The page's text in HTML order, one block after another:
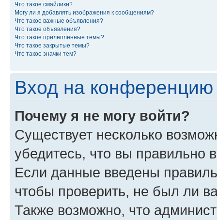
Что такое смайлики?
Могу ли я добавлять изображения к сообщениям?
Что такое важные объявления?
Что такое объявления?
Что такое прилепленные темы?
Что такое закрытые темы?
Что такое значки тем?
Вход на конференцию
Почему я не могу войти?
Существует несколько
убедитесь, что вы правильно
Если данные введены
чтобы проверить, не был ли
Также возможно, что